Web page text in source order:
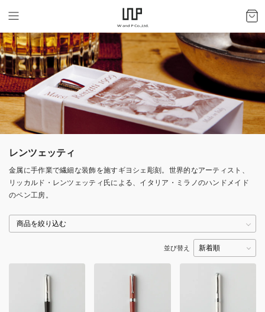
レンツェッティ
金属に手作業で繊細な装飾を施すギヨシェ彫刻。世界的なアーティスト、
リッカルド・レンツェッティ氏による、イタリア・ミラノのハンドメイド
のペン工房。
並び替え